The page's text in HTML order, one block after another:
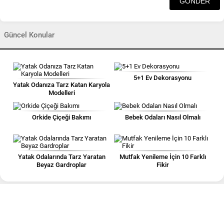
Güncel Konular
Yatak Odanıza Tarz Katan Karyola
Modelleri
5+1 Ev Dekorasyonu
Orkide Çiçeği Bakımı Bebek Odaları Nasıl Olmalı
Yatak Odalarında Tarz Yaratan
Beyaz Gardroplar
Mutfak Yenileme İçin 10 Farklı
Fikir